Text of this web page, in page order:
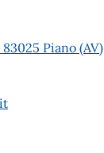
Piano (AV)